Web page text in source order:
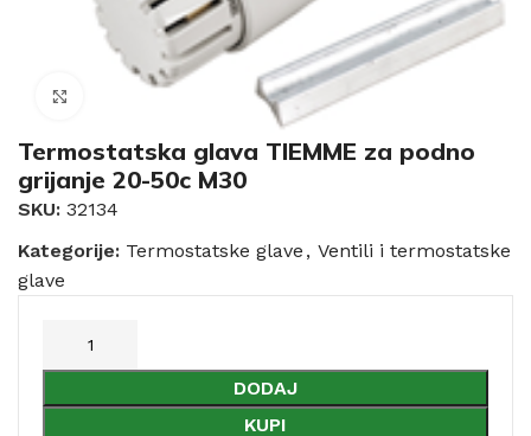
Termostatska glava TIEMME za podno
grijanje 20-50c M30
SKU: 32134
Kategorije: Termostatske glave , Ventili i termostatske
glave
DODAJ
KUPI